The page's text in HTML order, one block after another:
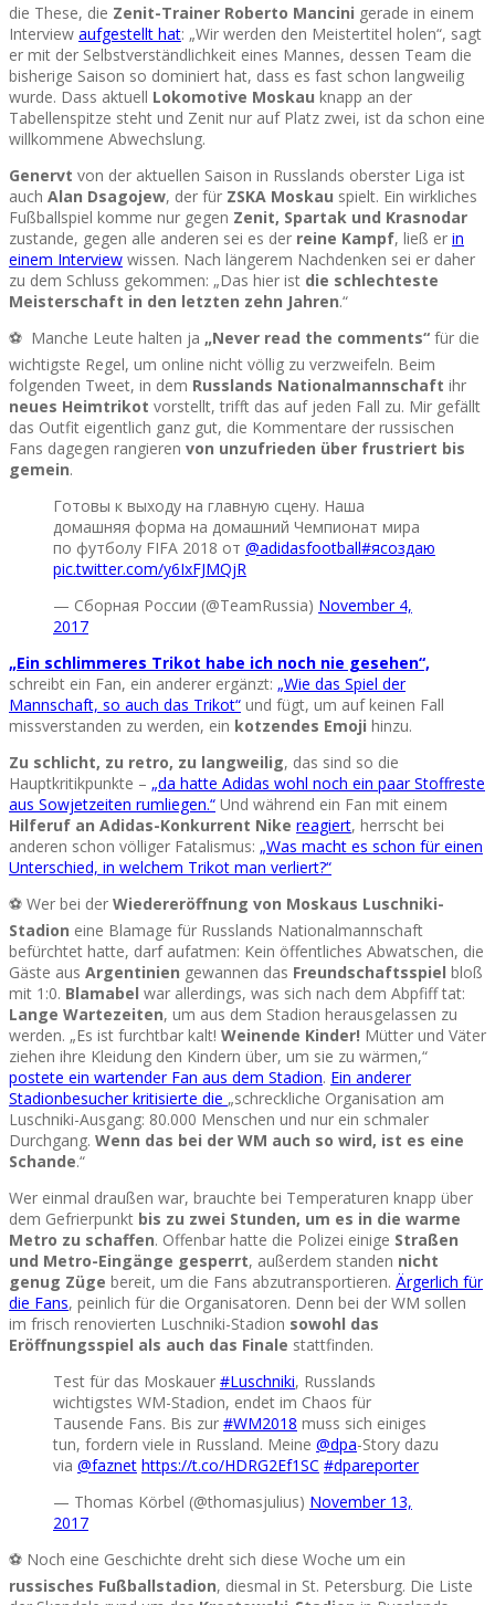
die These, die Zenit-Trainer Roberto Mancini gerade in einem
Interview aufgestellt hat: „Wir werden den Meistertitel holen“, sagt
er mit der Selbstverständlichkeit eines Mannes, dessen Team die
bisherige Saison so dominiert hat, dass es fast schon langweilig
wurde. Dass aktuell Lokomotive Moskau knapp an der
Tabellenspitze steht und Zenit nur auf Platz zwei, ist da schon eine
willkommene Abwechslung.
Genervt von der aktuellen Saison in Russlands oberster Liga ist
auch Alan Dsagojew, der für ZSKA Moskau spielt. Ein wirkliches
Fußballspiel komme nur gegen Zenit, Spartak und Krasnodar
zustande, gegen alle anderen sei es der reine Kampf, ließ er in
einem Interview wissen. Nach längerem Nachdenken sei er daher
zu dem Schluss gekommen: „Das hier ist die schlechteste
Meisterschaft in den letzten zehn Jahren.“
⚽ Manche Leute halten ja „Never read the comments“ für die
wichtigste Regel, um online nicht völlig zu verzweifeln. Beim
folgenden Tweet, in dem Russlands Nationalmannschaft ihr
neues Heimtrikot vorstellt, trifft das auf jeden Fall zu. Mir gefällt
das Outfit eigentlich ganz gut, die Kommentare der russischen
Fans dagegen rangieren von unzufrieden über frustriert bis
gemein.
Готовы к выходу на главную сцену. Наша
домашняя форма на домашний Чемпионат мира
по футболу FIFA 2018 от @adidasfootball#ясоздаю
pic.twitter.com/y6IxFJMQjR
— Сборная России (@TeamRussia) November 4,
2017
„Ein schlimmeres Trikot habe ich noch nie gesehen“,
schreibt ein Fan, ein anderer ergänzt: „Wie das Spiel der
Mannschaft, so auch das Trikot“ und fügt, um auf keinen Fall
missverstanden zu werden, ein kotzendes Emoji hinzu.
Zu schlicht, zu retro, zu langweilig, das sind so die
Hauptkritikpunkte – „da hatte Adidas wohl noch ein paar Stoffreste
aus Sowjetzeiten rumliegen.“ Und während ein Fan mit einem
Hilferuf an Adidas-Konkurrent Nike reagiert, herrscht bei
anderen schon völliger Fatalismus: „Was macht es schon für einen
Unterschied, in welchem Trikot man verliert?“
⚽ Wer bei der Wiedereröffnung von Moskaus Luschniki-
Stadion eine Blamage für Russlands Nationalmannschaft
befürchtet hatte, darf aufatmen: Kein öffentliches Abwatschen, die
Gäste aus Argentinien gewannen das Freundschaftsspiel bloß
mit 1:0. Blamabel war allerdings, was sich nach dem Abpfiff tat:
Lange Wartezeiten, um aus dem Stadion herausgelassen zu
werden. „Es ist furchtbar kalt! Weinende Kinder! Mütter und Väter
ziehen ihre Kleidung den Kindern über, um sie zu wärmen,“
postete ein wartender Fan aus dem Stadion. Ein anderer
Stadionbesucher kritisierte die „schreckliche Organisation am
Luschniki-Ausgang: 80.000 Menschen und nur ein schmaler
Durchgang. Wenn das bei der WM auch so wird, ist es eine
Schande.“
Wer einmal draußen war, brauchte bei Temperaturen knapp über
dem Gefrierpunkt bis zu zwei Stunden, um es in die warme
Metro zu schaffen. Offenbar hatte die Polizei einige Straßen
und Metro-Eingänge gesperrt, außerdem standen nicht
genug Züge bereit, um die Fans abzutransportieren. Ärgerlich für
die Fans, peinlich für die Organisatoren. Denn bei der WM sollen
im frisch renovierten Luschniki-Stadion sowohl das
Eröffnungsspiel als auch das Finale stattfinden.
Test für das Moskauer #Luschniki, Russlands
wichtigstes WM-Stadion, endet im Chaos für
Tausende Fans. Bis zur #WM2018 muss sich einiges
tun, fordern viele in Russland. Meine @dpa-Story dazu
via @faznet https://t.co/HDRG2Ef1SC #dpareporter
— Thomas Körbel (@thomasjulius) November 13,
2017
⚽ Noch eine Geschichte dreht sich diese Woche um ein
russisches Fußballstadion, diesmal in St. Petersburg. Die Liste